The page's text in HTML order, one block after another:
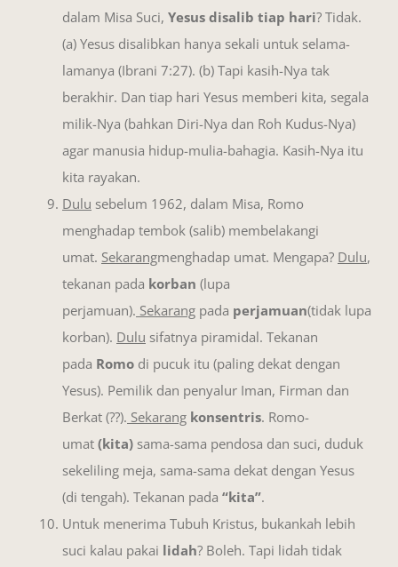
dalam Misa Suci, Yesus disalib tiap hari? Tidak.
(a) Yesus disalibkan hanya sekali untuk selama-
lamanya (Ibrani 7:27). (b) Tapi kasih-Nya tak
berakhir. Dan tiap hari Yesus memberi kita, segala
milik-Nya (bahkan Diri-Nya dan Roh Kudus-Nya)
agar manusia hidup-mulia-bahagia. Kasih-Nya itu
kita rayakan.
Dulu sebelum 1962, dalam Misa, Romo
menghadap tembok (salib) membelakangi
umat. Sekarangmenghadap umat. Mengapa? Dulu,
tekanan pada korban (lupa
perjamuan). Sekarang pada perjamuan(tidak lupa
korban). Dulu sifatnya piramidal. Tekanan
pada Romo di pucuk itu (paling dekat dengan
Yesus). Pemilik dan penyalur Iman, Firman dan
Berkat (??). Sekarang konsentris. Romo-
umat (kita) sama-sama pendosa dan suci, duduk
sekeliling meja, sama-sama dekat dengan Yesus
(di tengah). Tekanan pada “kita”.
Untuk menerima Tubuh Kristus, bukankah lebih
suci kalau pakai lidah? Boleh. Tapi lidah tidak